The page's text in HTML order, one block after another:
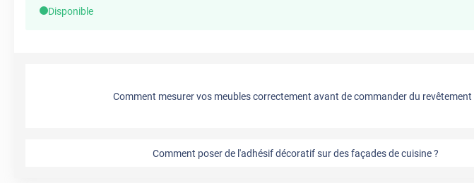
Disponible
Comment mesurer vos meubles correctement avant de commander du revêtement
Comment poser de l'adhésif décoratif sur des façades de cuisine ?